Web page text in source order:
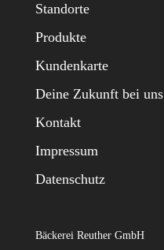
Standorte
Produkte
Kundenkarte
Deine Zukunft bei uns
Kontakt
Impressum
Datenschutz
Bäckerei Reuther GmbH